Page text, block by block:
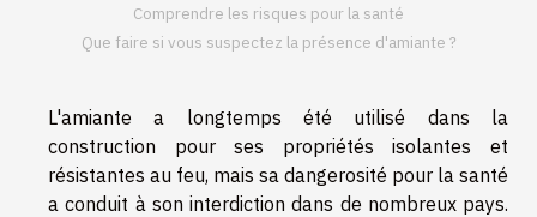
Comprendre les risques pour la santé
Que faire si vous suspectez la présence d'amiante ?
L'amiante a longtemps été utilisé dans la
construction pour ses propriétés isolantes et
résistantes au feu, mais sa dangerosité pour la santé
a conduit à son interdiction dans de nombreux pays.